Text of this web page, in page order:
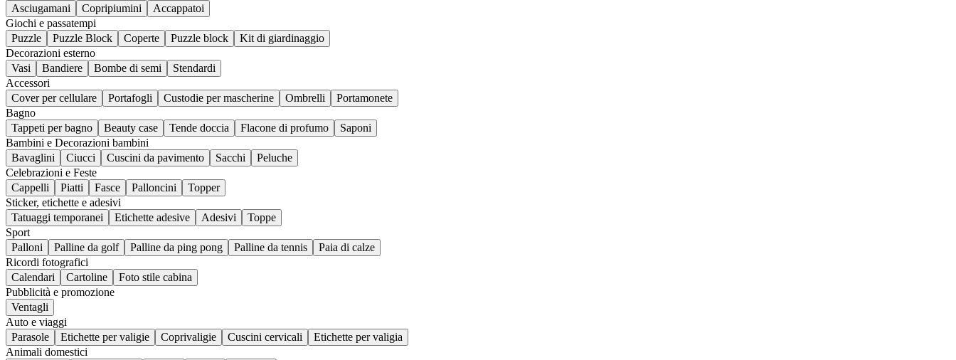
Asciugamani
Copripiumini
Accappatoi
Giochi e passatempi
Puzzle
Puzzle Block Coperte Puzzle block
Kit di giardinaggio
Decorazioni esterno
Vasi
Bandiere Bombe di semi
Stendardi
Accessori
Cover per cellulare
Portafogli Custodie per mascherine Ombrelli
Portamonete
Bagno
Tappeti per bagno
Beauty case Tende doccia Flacone di profumo
Saponi
Bambini e Decorazioni bambini
Bavaglini
Ciucci Cuscini da pavimento Sacchi
Peluche
Celebrazioni e Feste
Cappelli
Piatti Fasce Palloncini
Topper
Sticker, etichette e adesivi
Tatuaggi temporanei
Etichette adesive Adesivi
Toppe
Sport
Palloni
Palline da golf Palline da ping pong Palline da tennis
Paia di calze
Ricordi fotografici
Calendari
Cartoline
Foto stile cabina
Pubblicità e promozione
Ventagli
Auto e viaggi
Parasole
Etichette per valigie Coprivaligie Cuscini cervicali
Etichette per valigia
Animali domestici